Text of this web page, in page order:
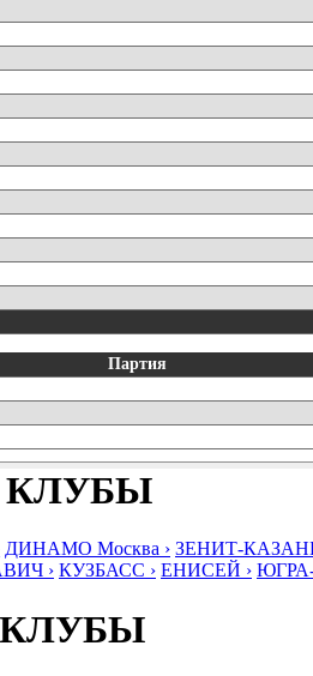
Партия
ДИНАМО Москва › ЗЕНИТ-
› КУЗБАСС › ЕНИСЕЙ ›